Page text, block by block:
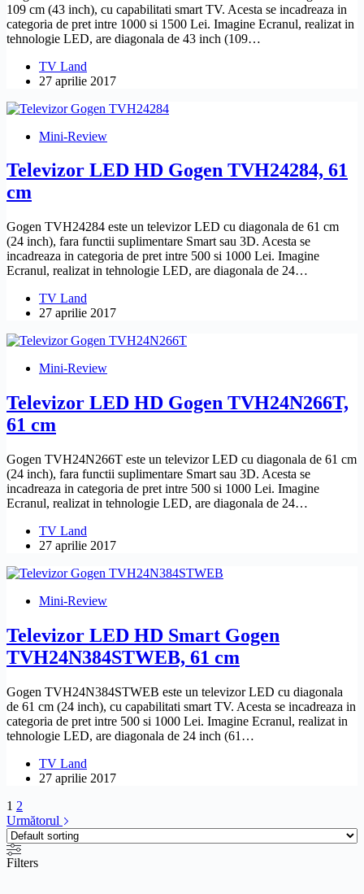
109 cm (43 inch), cu capabilitati smart TV. Acesta se incadreaza in
categoria de pret intre 1000 si 1500 Lei. Imagine Ecranul, realizat in
tehnologie LED, are diagonala de 43 inch (109…
TV Land
27 aprilie 2017
Mini-Review
Televizor LED HD Gogen TVH24284, 61
cm
Gogen TVH24284 este un televizor LED cu diagonala de 61 cm
(24 inch), fara functii suplimentare Smart sau 3D. Acesta se
incadreaza in categoria de pret intre 500 si 1000 Lei. Imagine
Ecranul, realizat in tehnologie LED, are diagonala de 24…
TV Land
27 aprilie 2017
Mini-Review
Televizor LED HD Gogen TVH24N266T,
61 cm
Gogen TVH24N266T este un televizor LED cu diagonala de 61 cm
(24 inch), fara functii suplimentare Smart sau 3D. Acesta se
incadreaza in categoria de pret intre 500 si 1000 Lei. Imagine
Ecranul, realizat in tehnologie LED, are diagonala de 24…
TV Land
27 aprilie 2017
Mini-Review
Televizor LED HD Smart Gogen
TVH24N384STWEB, 61 cm
Gogen TVH24N384STWEB este un televizor LED cu diagonala
de 61 cm (24 inch), cu capabilitati smart TV. Acesta se incadreaza in
categoria de pret intre 500 si 1000 Lei. Imagine Ecranul, realizat in
tehnologie LED, are diagonala de 24 inch (61…
TV Land
27 aprilie 2017
1 2
Următorul
Filters